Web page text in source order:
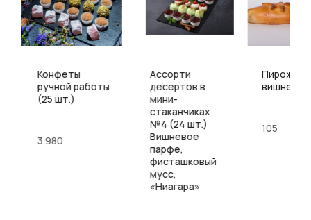
Конфеты
ручной работы
(25 шт.)
3 980
Ассорти
десертов в
мини-
стаканчиках
№4 (24 шт.)
Вишневое
парфе,
фисташковый
мусс,
«Ниагара»
Пирожки
вишней
105